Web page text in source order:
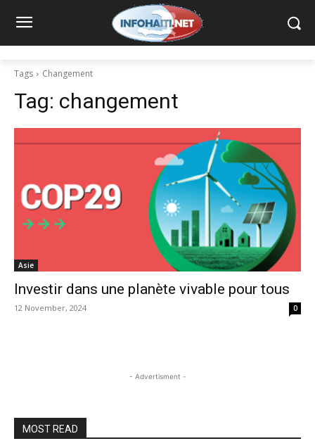
Tags Changement
Tag: changement
Asie
Investir dans une planète vivable pour tous
12 November, 2024 0
- Advertisment -
MOST READ